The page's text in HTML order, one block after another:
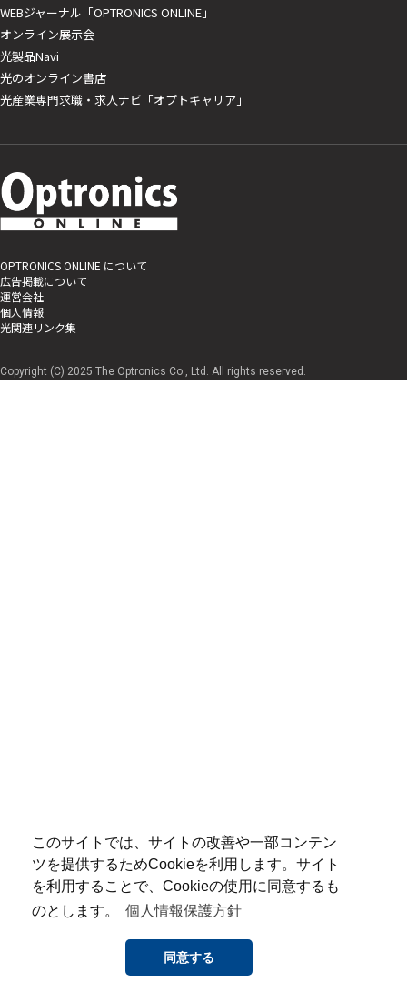
このサイトでは、サイトの改善や一部コンテン
ツを提供するためCookieを利用します。サイト
を利用することで、Cookieの使用に同意するも
のとします。
個人情報保護方針
同意する
WEBジャーナル「OPTRONICS ONLINE」
オンライン展示会
光製品Navi
光のオンライン書店
光産業専門求職・求人ナビ「オプトキャリア」
OPTRONICS ONLINE について
広告掲載について
運営会社
個人情報
光関連リンク集
Copyright (C) 2025 The Optronics Co., Ltd. All rights reserved.